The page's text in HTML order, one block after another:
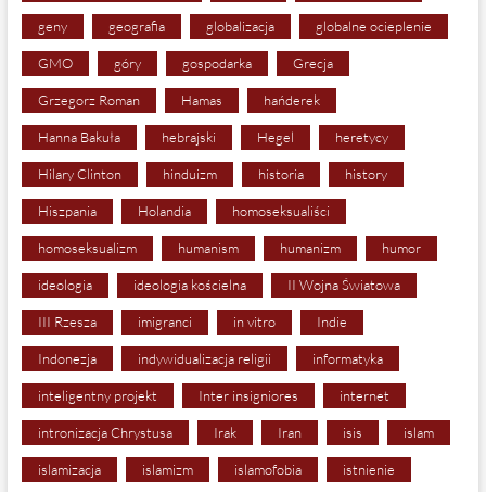
geny geografia globalizacja globalne ocieplenie
GMO góry gospodarka Grecja
Grzegorz Roman Hamas hańderek
Hanna Bakuła hebrajski Hegel heretycy
Hilary Clinton hinduizm historia history
Hiszpania Holandia homoseksualiści
homoseksualizm humanism humanizm humor
ideologia ideologia kościelna II Wojna Światowa
III Rzesza imigranci in vitro Indie
Indonezja indywidualizacja religii informatyka
inteligentny projekt Inter insigniores internet
intronizacja Chrystusa Irak Iran isis islam
islamizacja islamizm islamofobia istnienie